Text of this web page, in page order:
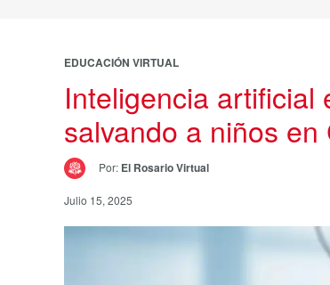
EDUCACIÓN VIRTUAL
Inteligencia artificial
salvando a niños en
Por: El Rosario Virtual
Julio 15, 2025